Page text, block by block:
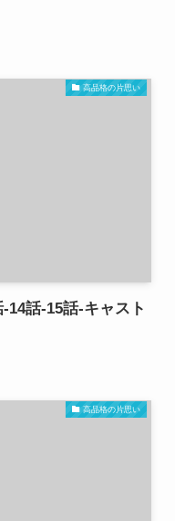
高品格の片思い
14話-15話-キャスト
高品格の片思い